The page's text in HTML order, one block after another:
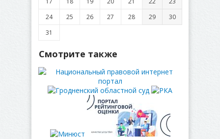
24
25 26 27 28 29
30
31
Смотрите также